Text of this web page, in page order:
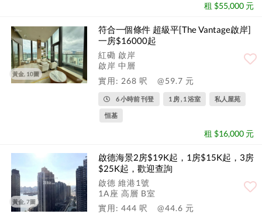
租 $55,000 元
黃金, 10圖
符合一個條件 超級平[The Vantage啟岸]
一房$16000起
紅磡 啟岸
啟岸 中層
實用: 268 呎
@59.7 元
6 小時前 刊登 1 房 , 1 浴室 私人屋苑
恒基
租 $16,000 元
黃金, 7圖
啟德海景2房$19K起，1房$15K起，3房
$25K起，歡迎查詢
啟德 維港1號
1A座 高層 B室
實用: 444 呎
@44.6 元